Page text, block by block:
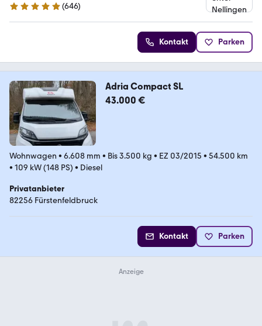
4.8 Sterne
(646)
Kontakt Parken
Adria Compact SL
43.000 €
Wohnwagen • 6.608 mm • Bis 3.500 kg • EZ 03/2015 • 54.500 km
• 109 kW (148 PS) • Diesel
Privatanbieter
82256 Fürstenfeldbruck
Kontakt Parken